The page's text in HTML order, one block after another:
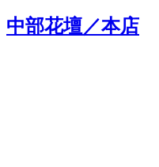
中部花壇／本店